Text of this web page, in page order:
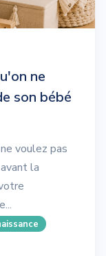
ne
son bébé
voulez pas
la